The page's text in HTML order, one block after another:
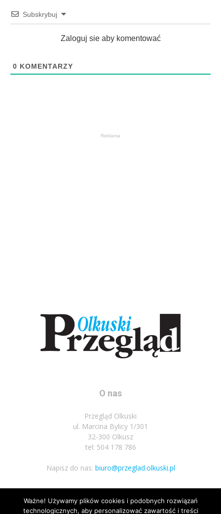
Subskrybuj
Zaloguj sie aby komentować
0 KOMENTARZY
Reklama
O nas
Przegląd Olkuski
ul. Marcina Bylicy 1/301
32-300 Olkusz
tel: 504 178 786
Napisz do nas: biuro@przeglad.olkuski.pl
Podążaj za nami
Ważne! Używamy plików cookies i podobnych rozwiązań
technologicznych, aby personalizować zawartość i treści